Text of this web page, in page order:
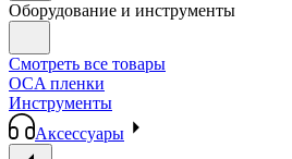
Оборудование и инструменты
Смотреть все товары
OCA пленки
Инструменты
Аксессуары